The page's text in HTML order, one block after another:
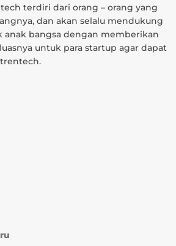
terdiri dari orang – orang yang
dan akan selalu mendukung
anak bangsa dengan memberikan
untuk para startup agar dapat